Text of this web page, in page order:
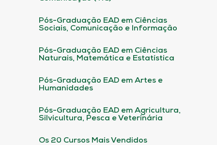
Pós-Graduação EAD em Ciências
Sociais, Comunicação e Informação
Pós-Graduação EAD em Ciências
Naturais, Matemática e Estatística
Pós-Graduação EAD em Artes e
Humanidades
Pós-Graduação EAD em Agricultura,
Silvicultura, Pesca e Veterinária
Os 20 Cursos Mais Vendidos